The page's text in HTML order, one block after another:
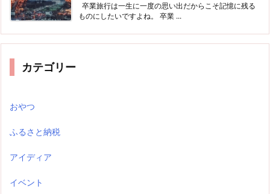
卒業旅行は一生に一度の思い出だからこそ記憶に残る
ものにしたいですよね。 卒業 ...
カテゴリー
おやつ
ふるさと納税
アイディア
イベント